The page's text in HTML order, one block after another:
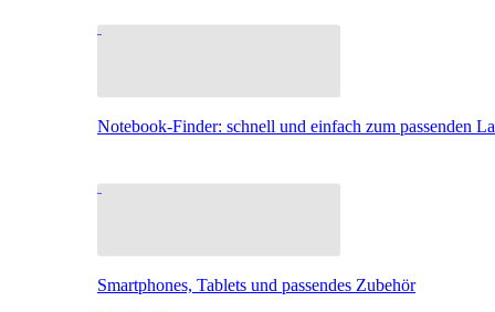
Notebook-Finder: schnell und einfach zum passenden
Smartphones, Tablets und passendes Zubehör